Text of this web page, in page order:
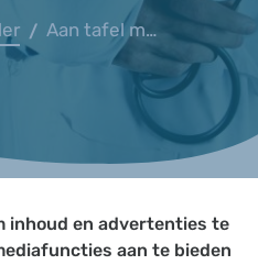
/ Aan tafel met de Wase huisartsen
inhoud en advertenties te
aan te bieden